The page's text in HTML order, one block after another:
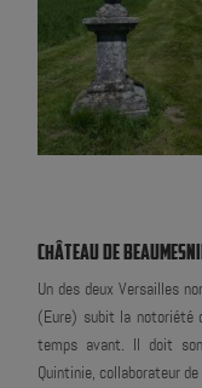
CHÂTEAU DE
Un des deux Versailles
(Eure) subit la notoriété
temps avant. Il doit
Quintinie, collaborateur